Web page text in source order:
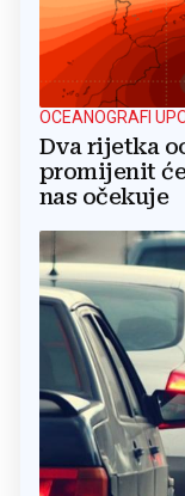
OCEANOGRAFI
Dva rijetka
promijenit
nas očekuje